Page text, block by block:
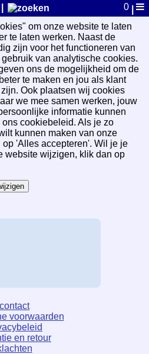
om onze website te laten
te laten werken. Naast de
zijn voor het functioneren van
van analytische cookies.
ons de mogelijkheid om de
te maken en jou als klant
Ook plaatsen wij cookies
we mee samen werken, jouw
informatie kunnen
ons cookiebeleid. Als je zo
kunnen maken van onze
'Alles accepteren'. Wil je je
website wijzigen, klik dan op
0
contact
voorwaarden
en retour